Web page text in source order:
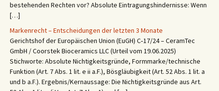
bestehenden Rechten vor? Absolute Eintragungshindernisse: Wenn
[…]
Markenrecht – Entscheidungen der letzten 3 Monate
Gerichtshof der Europäischen Union (EuGH) C‑17/24 – CeramTec
GmbH / Coorstek Bioceramics LLC (Urteil vom 19.06.2025)
Stichworte: Absolute Nichtigkeitsgründe, Formmarke/technische
Funktion (Art. 7 Abs. 1 lit. e ii a.F.), Bösgläubigkeit (Art. 52 Abs. 1 lit. a
und b a.F.). Ergebnis/Kernaussage: Die Nichtigkeitsgründe aus Art.